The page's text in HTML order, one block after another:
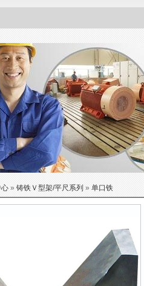
»铸铁Ｖ型架/平尺系列»单口铁